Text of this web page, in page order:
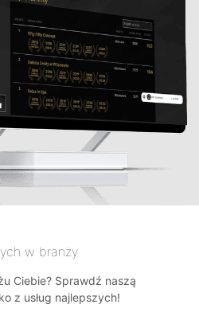
w branży
Ciebie? Sprawdź naszą
z usług najlepszych!